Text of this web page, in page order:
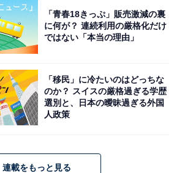
「青春18きっぷ」販売激減の裏
に何が？ 連続利用の厳格化だけ
ではない「本当の理由」
「移民」に冷たいのはどっちな
のか？ スイスの厳格過ぎる学歴
選別と、日本の曖昧過ぎる外国
人政策
連載をもっと見る